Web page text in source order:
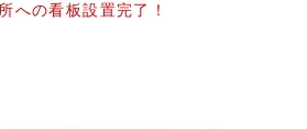
への看板設置完了！